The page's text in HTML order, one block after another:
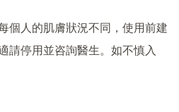
個人的肌膚狀況不同，使用前建
請停用並咨詢醫生。如不慎入